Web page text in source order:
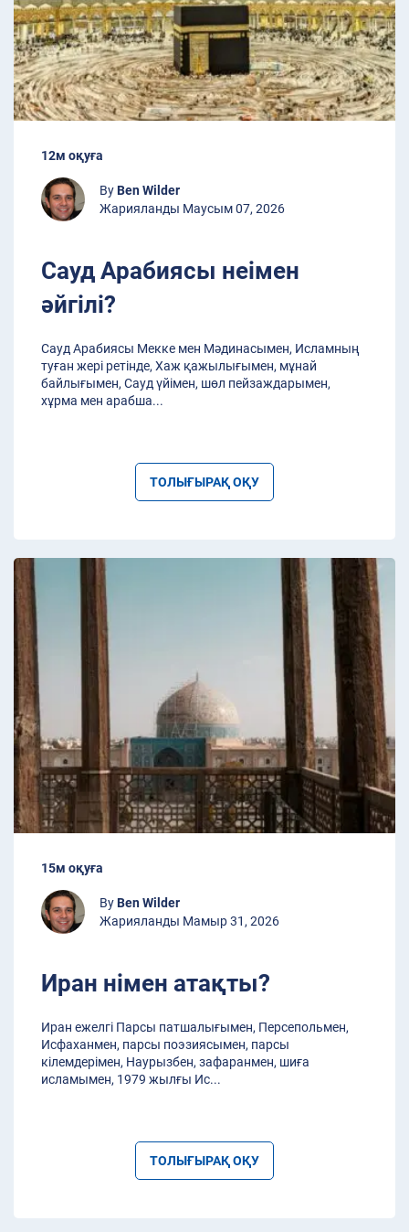
12м оқуға
ByBen Wilder
Жарияланды Маусым 07, 2026
Сауд Арабиясы неімен
әйгілі?
Сауд Арабиясы Мекке мен Мәдинасымен, Исламның
туған жері ретінде, Хаж қажылығымен, мұнай
байлығымен, Сауд үйімен, шөл пейзаждарымен,
хұрма мен арабша...
ТОЛЫҒЫРАҚ ОҚУ
15м оқуға
ByBen Wilder
Жарияланды Мамыр 31, 2026
Иран німен атақты?
Иран ежелгі Парсы патшалығымен, Персепольмен,
Исфаханмен, парсы поэзиясымен, парсы
кілемдерімен, Наурызбен, зафаранмен, шиғa
исламымен, 1979 жылғы Ис...
ТОЛЫҒЫРАҚ ОҚУ